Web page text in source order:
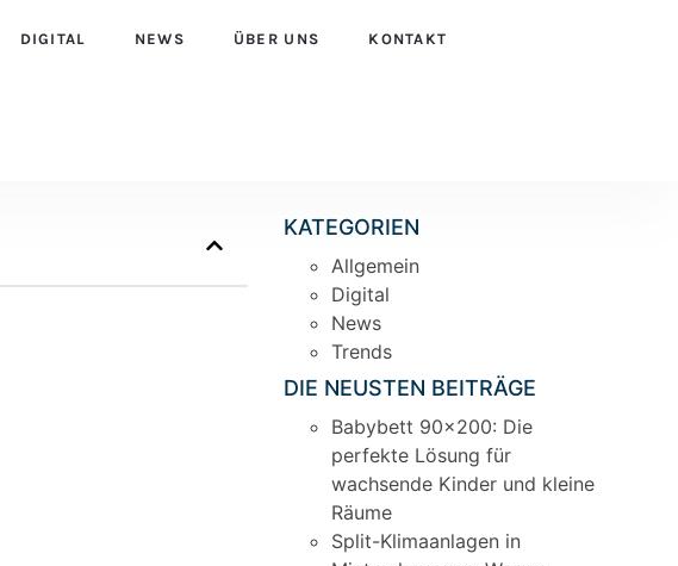
DIGITAL NEWS ÜBER UNS KONTAKT
KATEGORIEN
Allgemein
Digital
News
Trends
DIE NEUSTEN BEITRÄGE
Babybett 90×200: Die
perfekte Lösung für
wachsende Kinder und kleine
Räume
Split-Klimaanlagen in